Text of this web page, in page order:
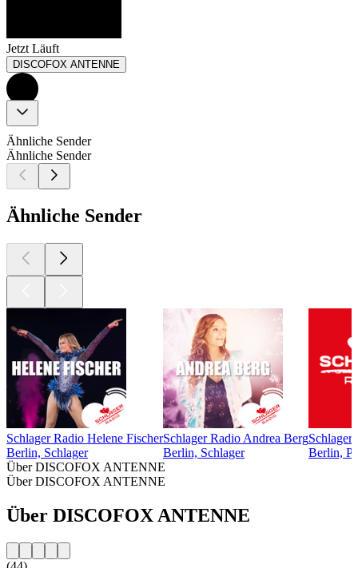
Jetzt Läuft
DISCOFOX ANTENNE
Ähnliche Sender
Ähnliche Sender
Ähnliche Sender
Schlager Radio Helene Fischer
Berlin, Schlager
Schlager Radio Andrea Berg
Berlin, Schlager
Schlager
Berlin,
Über DISCOFOX ANTENNE
Über DISCOFOX ANTENNE
Über DISCOFOX ANTENNE